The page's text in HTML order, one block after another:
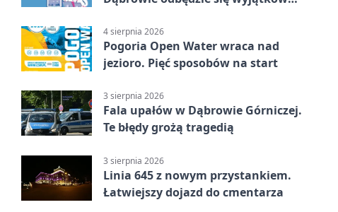
4 sierpnia 2026
Pogoria Open Water wraca nad
jezioro. Pięć sposobów na start
3 sierpnia 2026
Fala upałów w Dąbrowie Górniczej.
Te błędy grożą tragedią
3 sierpnia 2026
Linia 645 z nowym przystankiem.
Łatwiejszy dojazd do cmentarza